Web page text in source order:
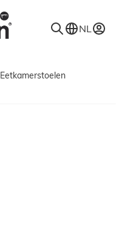
NL
Eetkamerstoelen